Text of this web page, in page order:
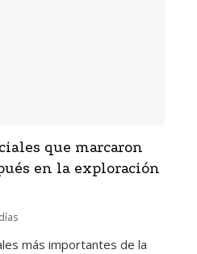
que marcaron
en la exploración
más importantes de la